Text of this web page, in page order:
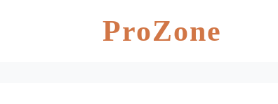
ProZone